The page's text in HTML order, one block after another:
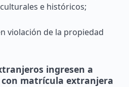
e históricos;
violación de la propiedad
ingresen a
matrícula extranjera